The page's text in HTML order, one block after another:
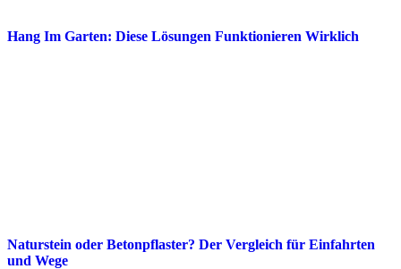
Hang Im Garten: Diese Lösungen Funktionieren Wirklich
Naturstein oder Betonpflaster? Der Vergleich für Einfahrten
und Wege